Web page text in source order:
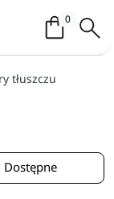
0Koszyk /
tłuszczu
Dostępne